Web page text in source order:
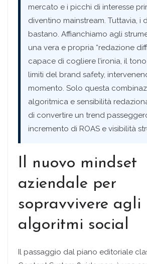
mercato e i picchi di interesse
diventino mainstream. Tuttavia, i
bastano. Affianchiamo agli
una vera e propria “redazione
capace di cogliere l’ironia, il
limiti del brand safety,
momento. Solo questa
algoritmica e sensibilità
di convertire un trend
incremento di ROAS e visibilità
Il nuovo mindset
aziendale per
sopravvivere agli
algoritmi social
Il passaggio dal piano editoriale